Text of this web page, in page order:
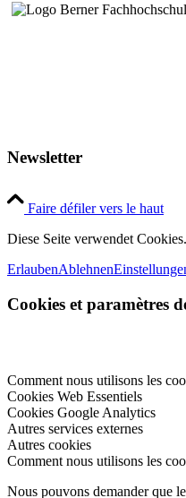
Newsletter
Faire défiler vers le haut
Diese Seite verwendet
ErlaubenAblehnen
Cookies et paramètres
Comment nous utilisons les
Cookies Web Essentiels
Cookies Google Analytics
Autres services externes
Autres cookies
Comment nous utilisons les
Nous pouvons demander que